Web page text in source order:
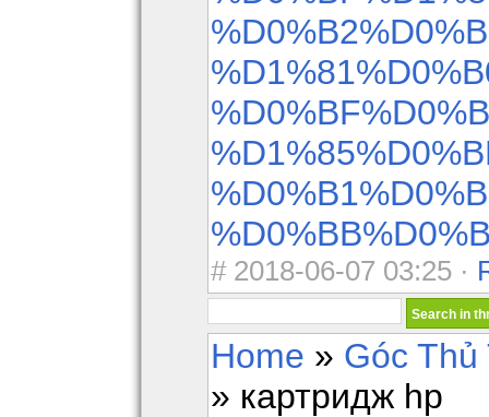
#2018-06-07 03:25 ·
Home » Góc Thủ
» картридж hp